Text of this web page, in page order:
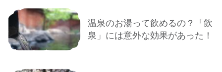
温泉のお湯って飲めるの？「飲
泉」には意外な効果があった！